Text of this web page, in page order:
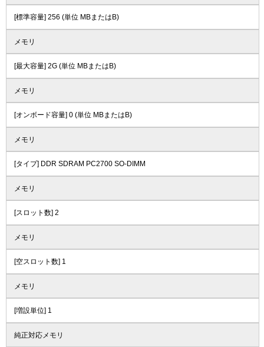
[標準容量] 256 (単位 MBまたはB)
メモリ
[最大容量] 2G (単位 MBまたはB)
メモリ
[オンボード容量] 0 (単位 MBまたはB)
メモリ
[タイプ] DDR SDRAM PC2700 SO-DIMM
メモリ
[スロット数] 2
メモリ
[空スロット数] 1
メモリ
[増設単位] 1
純正対応メモリ